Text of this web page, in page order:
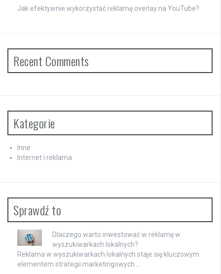
Jak efektywnie wykorzystać reklamę overlay na YouTube?
Recent Comments
Kategorie
Inne
Internet i reklama
Sprawdź to
Dlaczego warto inwestować w reklamę w
wyszukiwarkach lokalnych?
Reklama w wyszukiwarkach lokalnych staje się kluczowym
elementem strategii marketingowych …